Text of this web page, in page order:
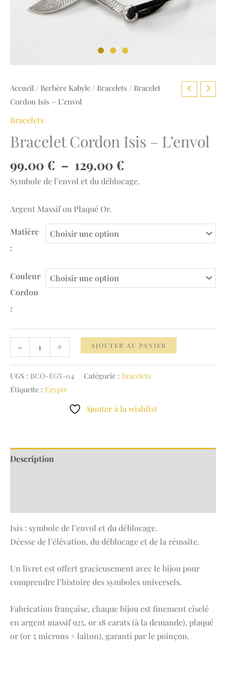
Accueil / Berbère Kabyle / Bracelets / Bracelet
Cordon Isis – L’envol
Bracelets
Bracelet Cordon Isis – L’envol
99.00 € – 129.00 €
de
prix :
Symbole de l’envol et du déblocage.
Argent Massif ou Plaqué Or.
Matière
:
Couleur
Cordon
:
-
de
Bracelet
Cordon
+ AJOUTER AU PANIER
UGS : BCO-EGY-04 Catégorie : Bracelets
Étiquette : Egypte
Ajouter à la wishlist
Description
Isis : symbole de l’envol et du déblocage.
Déesse de l’élévation, du déblocage et de la réussite.
Un livret est offert gracieusement avec le bijou pour
comprendre l’histoire des symboles universels.
Fabrication française, chaque bijou est finement ciselé
en argent massif 925, or 18 carats (à la demande), plaqué
or (or 5 microns + laiton), garanti par le poinçon.